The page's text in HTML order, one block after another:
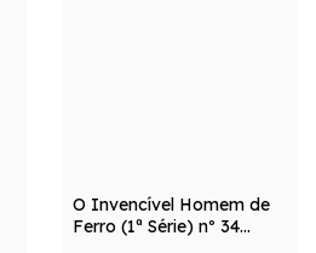
O Invencível Homem de
Ferro (1ª Série) nº 34